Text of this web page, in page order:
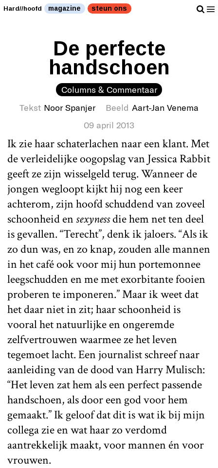
Hard//hoofd magazine steun ons
De perfecte
handschoen
Columns & Commentaar
Tekst Noor Spanjer Beeld Aart-Jan Venema
09 april 2013
Ik zie haar schaterlachen naar een klant. Met
de verleidelijke oogopslag van Jessica Rabbit
geeft ze zijn wisselgeld terug. Wanneer de
jongen wegloopt kijkt hij nog een keer
achterom, zijn hoofd schuddend van zoveel
schoonheid ensexynessdie hem net ten deel
is gevallen. “Terecht”, denk ik jaloers. “Als ik
zo dun was, en zo knap, zouden alle mannen
in het café ook voor mij hun portemonnee
leegschudden en me met exorbitante fooien
proberen te imponeren.” Maar ik weet dat
het daar niet in zit; haar schoonheid is
vooral het natuurlijke en ongeremde
zelfvertrouwen waarmee ze het leven
tegemoet lacht. Een journalist schreef naar
aanleiding van de dood van Harry Mulisch:
“Het leven zat hem als een perfect passende
handschoen, als door een god voor hem
gemaakt.” Ik geloof dat dit is wat ik bij mijn
collega zie en wat haar zo verdomd
aantrekkelijk maakt, voor mannen én voor
vrouwen.